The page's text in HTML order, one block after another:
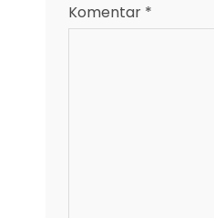
Komentar *